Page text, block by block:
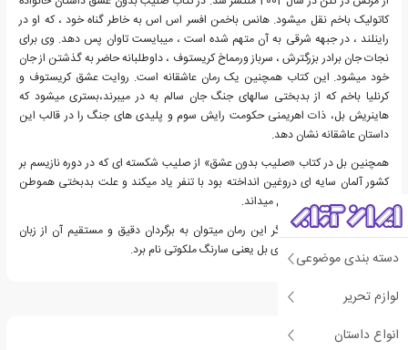
دسته بندی موضوعی
لوازم تحریر
انواع داستان
کاتولیک باخم نقل میشود. هانس باخمن افسر اس اس به خاطر گناه خود ، که او در
راینلند ، در جبهه شرقی به آن متهم شده است ، میبایست تاوان پس دهد. وی برای
نجات جان برادر بزرگترش ، سرباز ورمماخ کریستوف ، داوطلبانه حاضر به گذشتن از جان
خود میشود. این کتاب همچنین یک رمان عاشقانه است. روایت عشق کریستوف و
کرنلیا باخم که از بدبختی سالهای جنگ جان سالم به در میبرند،بستری میشود که
هاینریش بل، ذات اهریمنی حکومت رایش سوم و پلیدی های جنگ را در قالب این
داستان عاشقانه نشان دهد.
همچنین بل در کتاب «صلیب بدون عشق» از صلیب شکسته ای که در دوره نازیسم بر
کشور آلمان سایه ای دروغین انداخته بود با تنفر یاد میکند و علت بدبختی هموطن
های خود را همین موضوع میداند.
از نکات مهم و مثبت دیگر این رمان میتوان به برگردان دقیق و مستقیم آن از زبان
آلمانی توسط مترجم کارهای بل یعنی سارنگ ملکوتی نام برد.
درباره هاینریش بل